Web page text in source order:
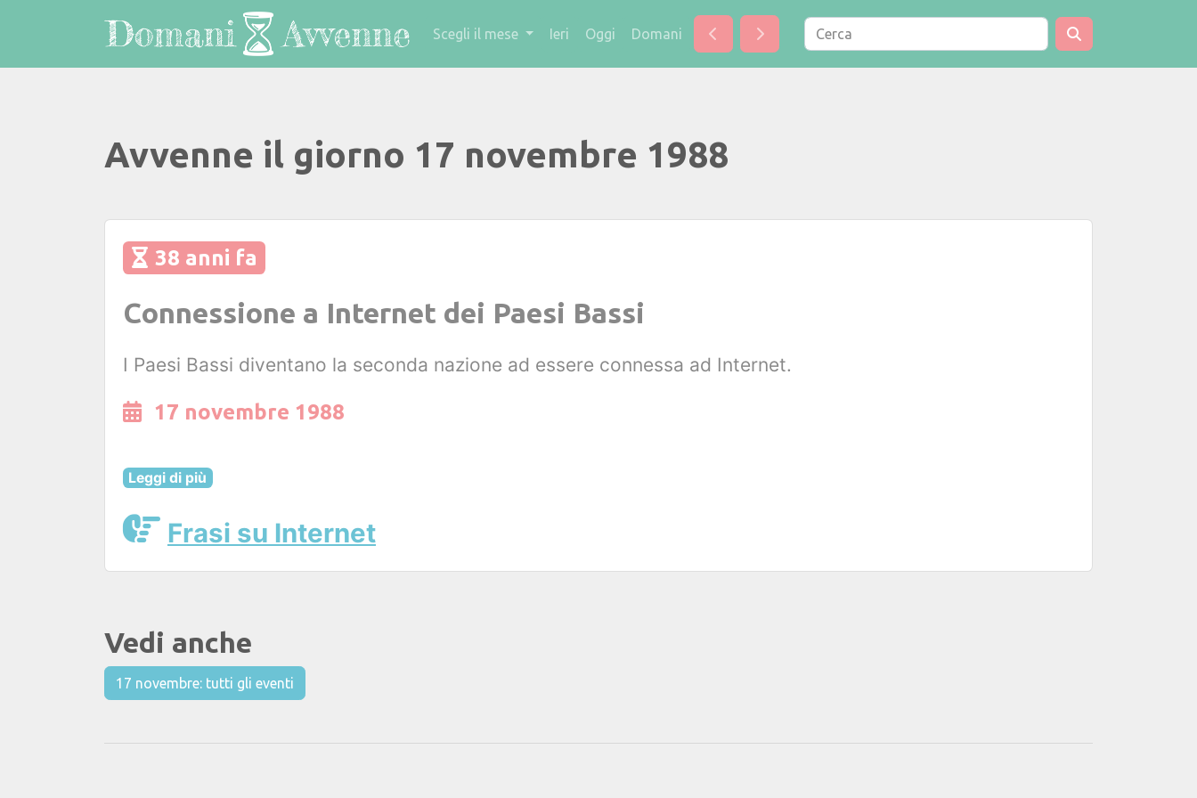
Scegli il mese Ieri Oggi Domani
Avvenne il giorno 17 novembre 1988
38 anni fa
Connessione a Internet dei Paesi Bassi
I Paesi Bassi diventano la seconda nazione ad essere connessa ad Internet.
17 novembre 1988
Leggi di più
Frasi su Internet
Vedi anche
17 novembre: tutti gli eventi